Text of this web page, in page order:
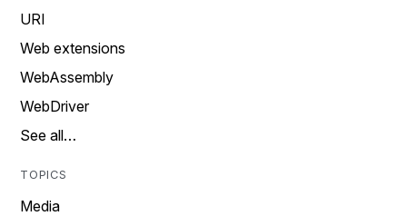
URI
Web extensions
WebAssembly
WebDriver
See all…
TOPICS
Media